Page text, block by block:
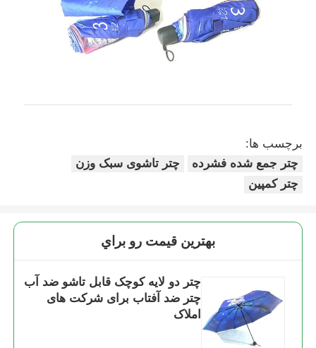
برچسب ها:
چتر جمع شده فشرده
چتر تاشوی سبک وزن
چتر کمپین
بهترين قيمت رو براي
چتر دو لایه کوچک قابل تاشو ضد آب
چتر ضد آفتاب برای شرکت های
املاک